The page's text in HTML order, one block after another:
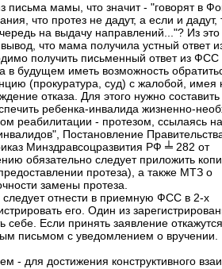
письма мамы, что значит - "говорят в
что протез не дадут, а если и дадут,
на выдачу направлений..."? Из
вывод, что мама получила устный ответ
получить письменный ответ из ФСС
в будущем иметь возможность
(прокуратура, суд) с жалобой, имея
отказа. Для этого нужно
ребенка-инвалида жизненно-
реабилитации - протезом, ссылаясь
Постановление
Минздравсоцразвития РФ ╧ 282 от
обязательно следует приложить
протеза), а также МТЗ о
замены протеза.
следует отнести в приемную ФСС в 2-х
его. Один из
себе. Если принять заявление откажутся,
письмом с уведомлением о вручении.
- для достижения конструктивного